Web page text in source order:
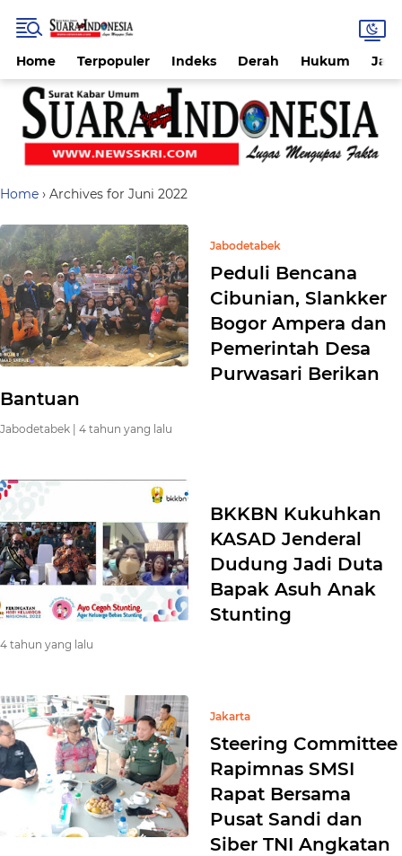
Home Terpopuler Indeks Derah Hukum
Home › Archives for Juni 2022
Jabodetabek
Peduli Bencana
Cibunian, Slankker
Bogor Ampera dan
Pemerintah Desa
Purwasari Berikan
Bantuan
Jabodetabek | 4 tahun yang lalu
BKKBN Kukuhkan
KASAD Jenderal
Dudung Jadi Duta
Bapak Asuh Anak
Stunting
4 tahun yang lalu
Jakarta
Steering Committee
Rapimnas SMSI
Rapat Bersama
Pusat Sandi dan
Siber TNI Angkatan